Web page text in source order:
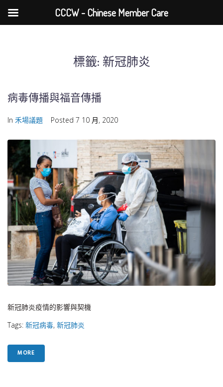
標籤: 新冠肺炎
病毒傳播與福音傳播
In 禾場議題 Posted 7 10 月, 2020
新冠肺炎疫情的影響與契機
Tags: 新冠病毒, 新冠肺炎
MORE
CCCW - Chinese Member Care